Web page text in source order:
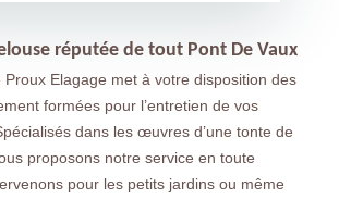
réputée de tout Pont De Vaux
Proux Elagage met à votre disposition des
formées pour l’entretien de vos
dans les œuvres d’une tonte de
proposons notre service en toute
pour les petits jardins ou même